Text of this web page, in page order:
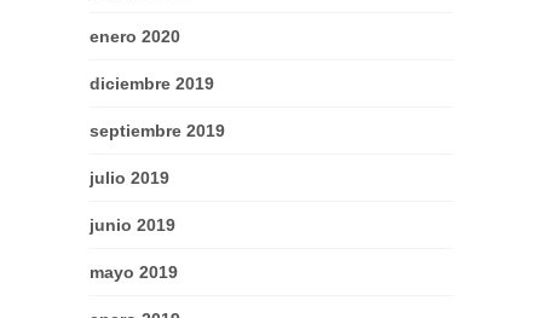
enero 2020
diciembre 2019
septiembre 2019
julio 2019
junio 2019
mayo 2019